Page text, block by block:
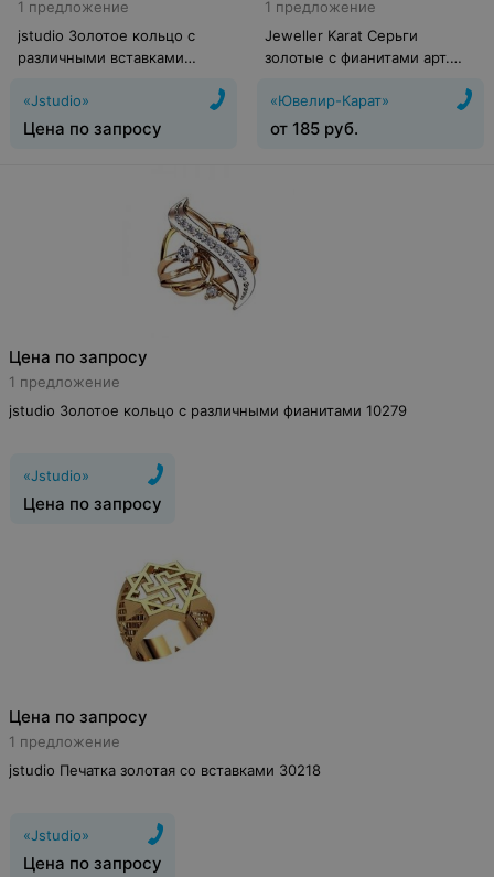
1 предложение
jstudio Золотое кольцо с
различными вставками
«Jstudio»
Цена по запросу
1 предложение
Jeweller Karat Серьги
золотые с фианитами арт.
«Ювелир-Карат»
от 185 руб.
Цена по запросу
1 предложение
jstudio Золотое кольцо с различными фианитами 10279
«Jstudio»
Цена по запросу
Цена по запросу
1 предложение
jstudio Печатка золотая со вставками 30218
«Jstudio»
Цена по запросу